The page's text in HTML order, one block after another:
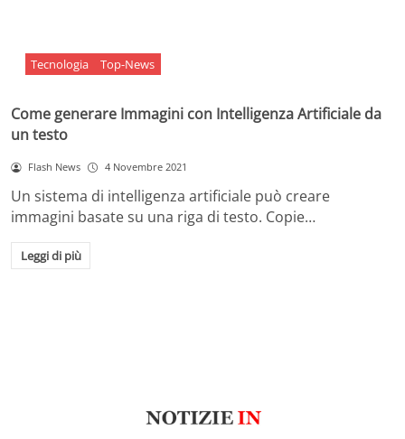
Tecnologia Top-News
Come generare Immagini con Intelligenza Artificiale da
un testo
Flash News 4 Novembre 2021
Un sistema di intelligenza artificiale può creare
immagini basate su una riga di testo. Copie…
Leggi di più